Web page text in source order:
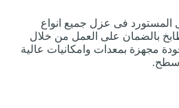
المستورد فى عزل جميع انواع
بالضمان على العمل من خلال
مجهزة بمعدات وامكانيات عالية